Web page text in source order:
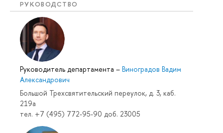
РУКОВОДСТВО
Руководитель департамента – Виноградов Вадим
Александрович
Большой Трехсвятительский переулок, д. 3, каб.
219a
тел. +7 (495) 772-95-90 доб. 23005